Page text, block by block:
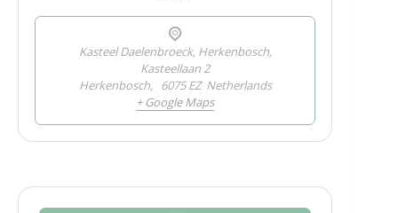
Kasteel Daelenbroeck, Herkenbosch,
Kasteellaan 2
Herkenbosch, 6075 EZ Netherlands
+ Google Maps